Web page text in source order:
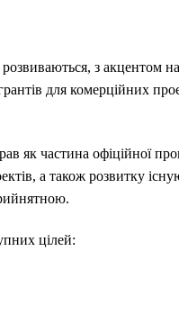
з акцентом
для комерційних
як частина офіційної
а також розвитку
цілей: